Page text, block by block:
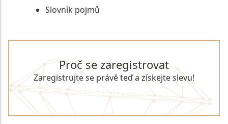
Slovník pojmů
Proč se zaregistrovat
Zaregistrujte se právě teď a získejte slevu!
REGISTROVAT SE